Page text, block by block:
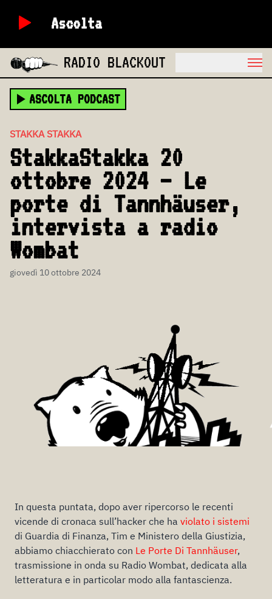
Ascolta
RADIO BLACKOUT
ASCOLTA PODCAST
STAKKA STAKKA
StakkaStakka 20
ottobre 2024 – Le
porte di Tannhäuser,
intervista a radio
Wombat
giovedì 10 ottobre 2024
In questa puntata, dopo aver ripercorso le recenti
vicende di cronaca sull’hacker che ha violato i sistemi
di Guardia di Finanza, Tim e Ministero della Giustizia,
abbiamo chiacchierato con Le Porte Di Tannhäuser,
trasmissione in onda su Radio Wombat, dedicata alla
letteratura e in particolar modo alla fantascienza.